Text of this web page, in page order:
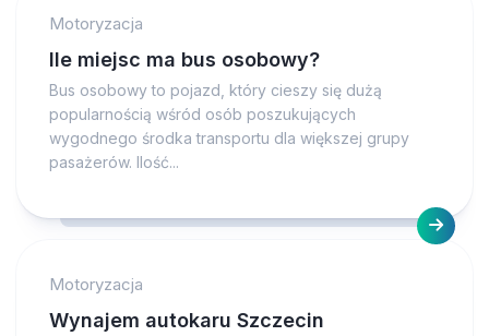
Motoryzacja
Ile miejsc ma bus osobowy?
Bus osobowy to pojazd, który cieszy się dużą
popularnością wśród osób poszukujących
wygodnego środka transportu dla większej grupy
pasażerów. Ilość...
Motoryzacja
Wynajem autokaru Szczecin